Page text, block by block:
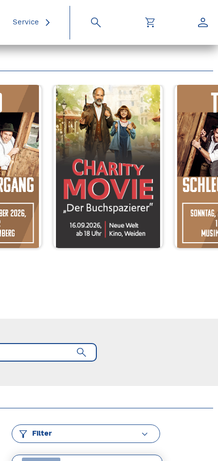
Service Suche Warenkorb Konto
Filter